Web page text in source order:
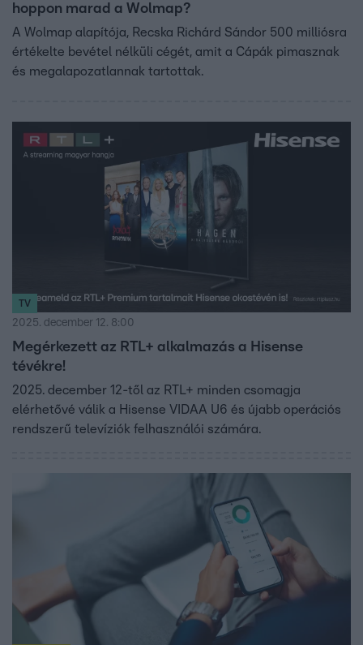
hoppon marad a Wolmap?
A Wolmap alapítója, Recska Richárd Sándor 500 milliósra
értékelte bevétel nélküli cégét, amit a Cápák pimasznak
és megalapozatlannak tartottak.
TV
2025. december 12. 8:00
Megérkezett az RTL+ alkalmazás a Hisense
tévékre!
2025. december 12-től az RTL+ minden csomagja
elérhetővé válik a Hisense VIDAA U6 és újabb operációs
rendszerű televíziók felhasználói számára.